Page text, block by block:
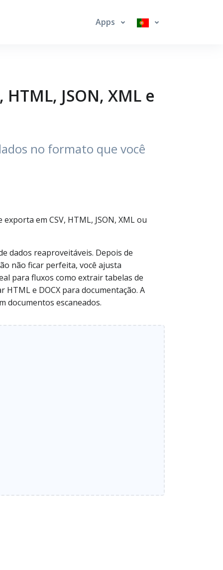
Apps
JSON, XML e
no formato que você
em CSV, HTML, JSON, XML ou
dados reaproveitáveis. Depois de
não ficar perfeita, você ajusta
para fluxos como extrair tabelas de
e DOCX para documentação. A
documentos escaneados.